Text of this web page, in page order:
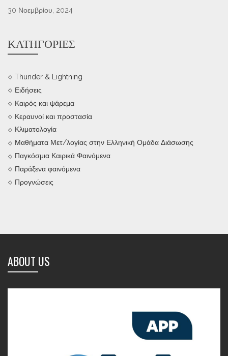
30 Νοεμβρίου, 2024
ΚΑΤΗΓΟΡΊΕΣ
Thunder & Lightning
Ειδήσεις
Καιρός και ψάρεμα
Κεραυνοί και προστασία
Κλιματολογία
Μαθήματα Μετ/λογίας στην Ελληνική Ομάδα Διάσωσης
Παγκόσμια Καιρικά Φαινόμενα
Παράξενα φαινόμενα
Προγνώσεις
ABOUT US